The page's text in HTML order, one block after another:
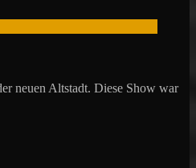
neuen Altstadt. Diese Show war